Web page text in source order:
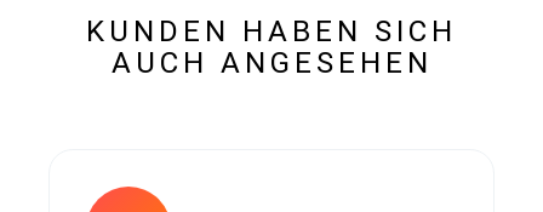
KUNDEN HABEN SICH
AUCH ANGESEHEN